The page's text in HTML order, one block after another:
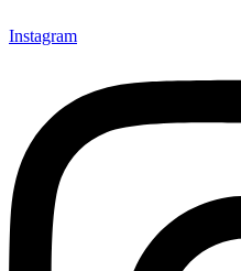
Instagram